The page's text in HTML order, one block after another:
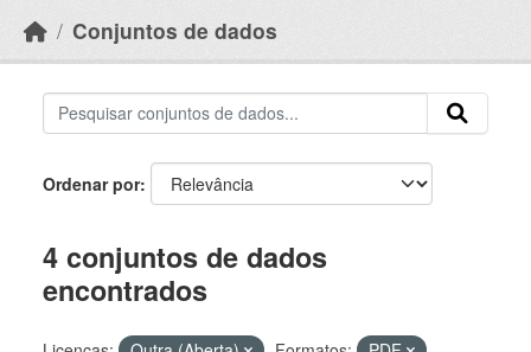
Conjuntos de dados
Ordenar por
4 conjuntos de dados
encontrados